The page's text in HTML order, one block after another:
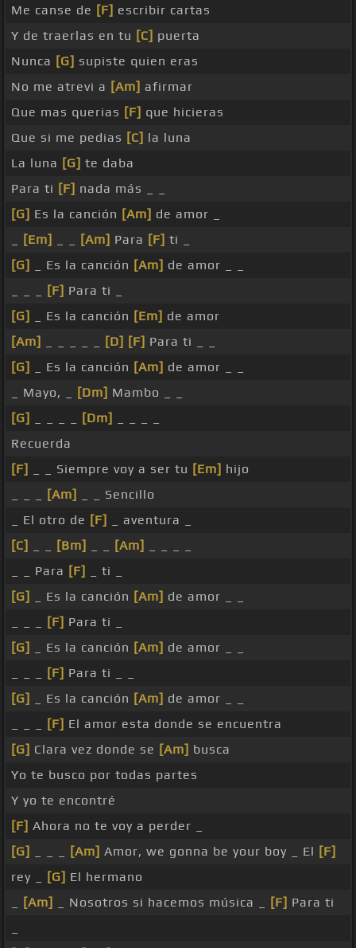
Me canse de [F] escribir cartas
Y de traerlas en tu [C] puerta
Nunca [G] supiste quien eras
No me atrevi a [Am] afirmar
Que mas querias [F] que hicieras
Que si me pedias [C] la luna
La luna [G] te daba
Para ti [F] nada más _ _
[G] Es la canción [Am] de amor _
[Em] [Am] Para [F] ti _
[G]
_ Es la canción [Am] de amor _ _
[F] Para ti _
[G]
_ Es la canción [Em] de amor
[Am]
[D] [F] Para ti _ _
[G]
_ Es la canción [Am] de amor _ _
_ Mayo, _
[Dm] Mambo _ _
[G]
[Dm]
Recuerda
[F]
_ _ Siempre voy a ser tu [Em] hijo
[Am]
_ _ Sencillo
_ El otro de [F]
_ aventura _
[C]
[Bm] [Am]
_ _ Para [F]
_ ti _
[G]
_ Es la canción [Am] de amor _ _
[F] Para ti _
[G]
_ Es la canción [Am] de amor _ _
[F] Para ti _ _
[G]
_ Es la canción [Am] de amor _ _
[F] El amor esta donde se encuentra
[G] Clara vez donde se [Am] busca
Yo te busco por todas partes
Y yo te encontré
[F] Ahora no te voy a perder _
[G]
[Am] Amor, we gonna be your boy _ El [F]
rey _
[G] El hermano
[Am] _ Nosotros si hacemos música _ [F] Para ti